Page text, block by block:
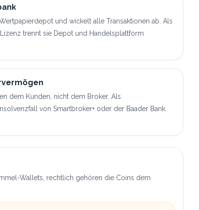
und wickelt alle Transaktionen ab. Als
trennt sie Depot und Handelsplattform
dem Kunden, nicht dem Broker. Als
von Smartbroker+ oder der Baader Bank
Wallets, rechtlich gehören die Coins dem